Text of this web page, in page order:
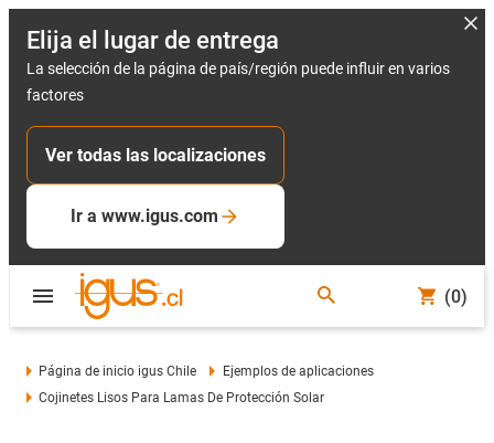
Elija el lugar de entrega
La selección de la página de país/región puede influir en varios
factores
Ver todas las localizaciones
Ir a www.igus.com
(0)
Página de inicio igus Chile
Ejemplos de aplicaciones
Cojinetes Lisos Para Lamas De Protección Solar